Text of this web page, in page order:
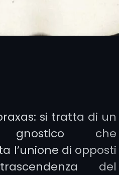
si tratta di un
gnostico che
l’unione di opposti
del